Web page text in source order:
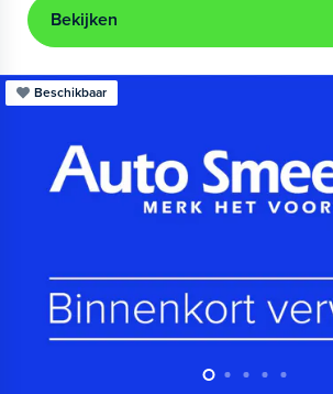
Bekijken
Beschikbaar